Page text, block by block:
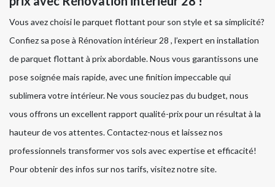
Vous avez choisi le parquet flottant pour son style et sa simplicité?
Confiez sa pose à Rénovation intérieur 28 , l’expert en installation
de parquet flottant à prix abordable. Nous vous garantissons une
pose soignée mais rapide, avec une finition impeccable qui
sublimera votre intérieur. Ne vous souciez pas du budget, nous
vous offrons un excellent rapport qualité-prix pour un résultat à la
hauteur de vos attentes. Contactez-nous et laissez nos
professionnels transformer vos sols avec expertise et efficacité!
Pour obtenir des infos sur nos tarifs, visitez notre site.